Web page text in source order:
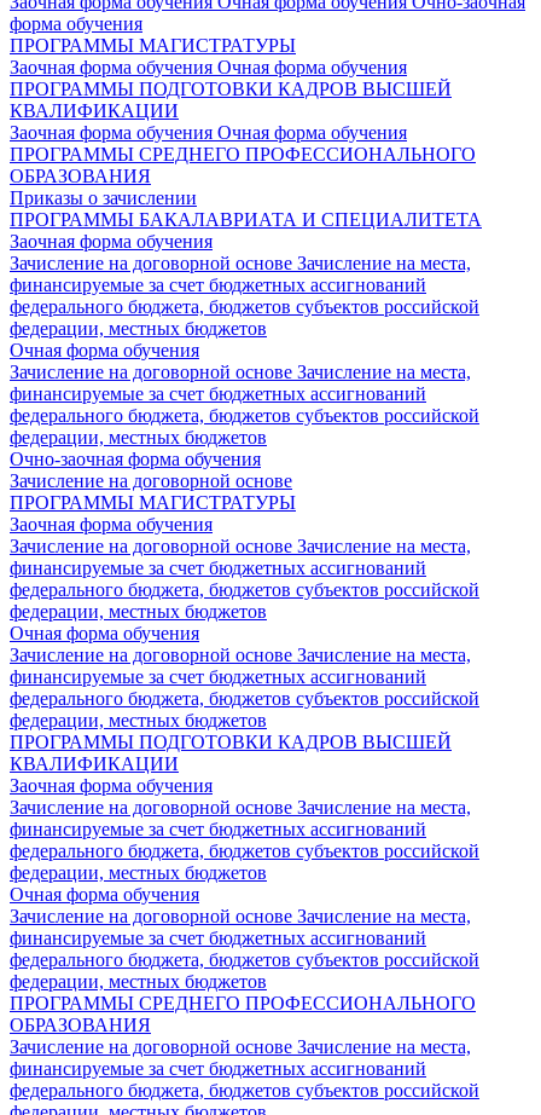
форма обучения
ПРОГРАММЫ МАГИСТРАТУРЫ
Заочная форма обучения Очная форма обучения
ПРОГРАММЫ ПОДГОТОВКИ КАДРОВ ВЫСШЕЙ
КВАЛИФИКАЦИИ
Заочная форма обучения Очная форма обучения
ПРОГРАММЫ СРЕДНЕГО ПРОФЕССИОНАЛЬНОГО
ОБРАЗОВАНИЯ
Приказы о зачислении
ПРОГРАММЫ БАКАЛАВРИАТА И СПЕЦИАЛИТЕТА
Заочная форма обучения
Зачисление на договорной основе Зачисление на места,
финансируемые за счет бюджетных ассигнований
федерального бюджета, бюджетов субъектов российской
федерации, местных бюджетов
Очная форма обучения
Зачисление на договорной основе Зачисление на места,
финансируемые за счет бюджетных ассигнований
федерального бюджета, бюджетов субъектов российской
федерации, местных бюджетов
Очно-заочная форма обучения
Зачисление на договорной основе
ПРОГРАММЫ МАГИСТРАТУРЫ
Заочная форма обучения
Зачисление на договорной основе Зачисление на места,
финансируемые за счет бюджетных ассигнований
федерального бюджета, бюджетов субъектов российской
федерации, местных бюджетов
Очная форма обучения
Зачисление на договорной основе Зачисление на места,
финансируемые за счет бюджетных ассигнований
федерального бюджета, бюджетов субъектов российской
федерации, местных бюджетов
ПРОГРАММЫ ПОДГОТОВКИ КАДРОВ ВЫСШЕЙ
КВАЛИФИКАЦИИ
Заочная форма обучения
Зачисление на договорной основе Зачисление на места,
финансируемые за счет бюджетных ассигнований
федерального бюджета, бюджетов субъектов российской
федерации, местных бюджетов
Очная форма обучения
Зачисление на договорной основе Зачисление на места,
финансируемые за счет бюджетных ассигнований
федерального бюджета, бюджетов субъектов российской
федерации, местных бюджетов
ПРОГРАММЫ СРЕДНЕГО ПРОФЕССИОНАЛЬНОГО
ОБРАЗОВАНИЯ
Зачисление на договорной основе Зачисление на места,
финансируемые за счет бюджетных ассигнований
федерального бюджета, бюджетов субъектов российской